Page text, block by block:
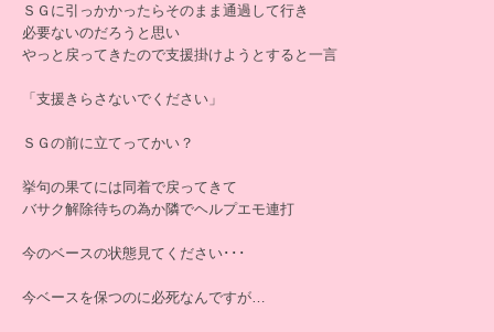
ＳＧに引っかかったらそのまま通過して行き
必要ないのだろうと思い
やっと戻ってきたので支援掛けようとすると一言
「支援きらさないでください」
ＳＧの前に立てってかい？
挙句の果てには同着で戻ってきて
バサク解除待ちの為か隣でヘルプエモ連打
今のベースの状態見てください･･･
今ベースを保つのに必死なんですが…